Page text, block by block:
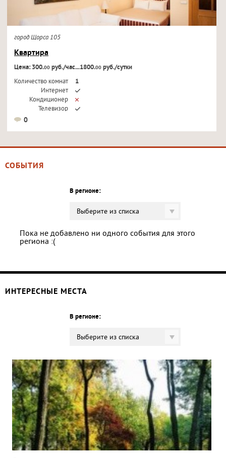
город Щорса 105
Квартира
Цена: 300.00руб./час...1800.00руб./сутки
Количество комнат
1
Интернет
Кондиционер
Телевизор
0
СОБЫТИЯ
В регионе:
Выберите из списка
Пока не добавлено ни одного события для этого
региона :(
ИНТЕРЕСНЫЕ МЕСТА
В регионе:
Выберите из списка